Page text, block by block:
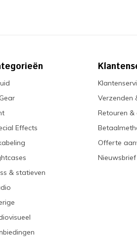
Effects
& statieven
Verzenden
Retouren
Offerte
Nieuwsbrief